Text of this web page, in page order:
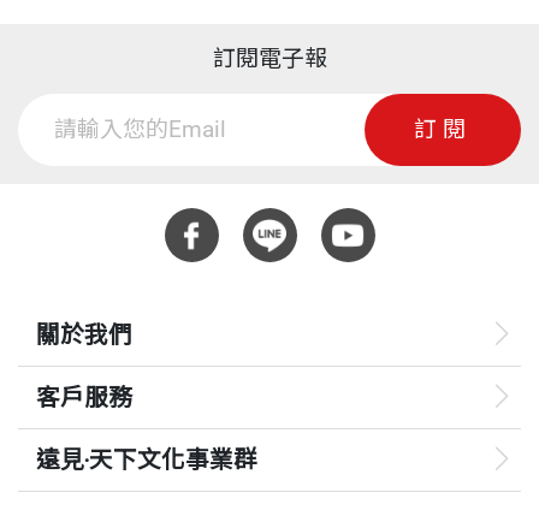
訂閱電子報
訂閱
關於我們
客戶服務
遠見‧天下文化事業群